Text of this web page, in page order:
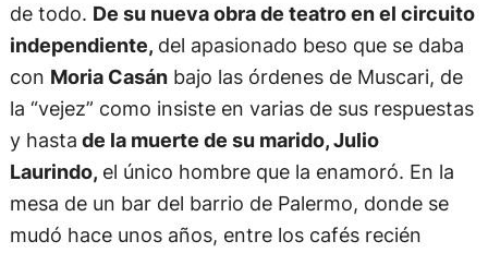
de todo. De su nueva obra de teatro en el circuito
independiente, del apasionado beso que se daba
con Moria Casánbajo las órdenes de Muscari, de
la “vejez” como insiste en varias de sus respuestas
y hasta de la muerte de su marido, Julio
Laurindo, el único hombre que la enamoró. En la
mesa de un bar del barrio de Palermo, donde se
mudó hace unos años, entre los cafés recién